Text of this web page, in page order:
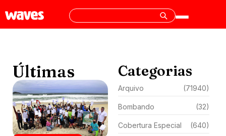
Últimas Categorias
Arquivo (71940)
Bombando (32)
Cobertura Especial (640)